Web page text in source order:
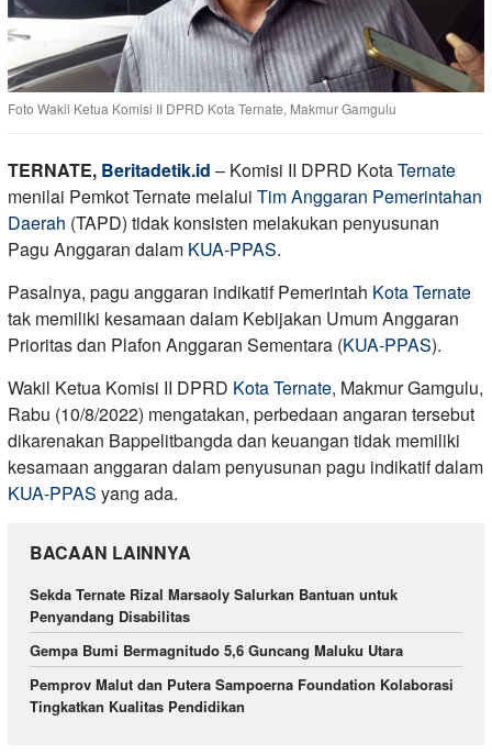
Foto Wakil Ketua Komisi II DPRD Kota Ternate, Makmur Gamgulu
TERNATE, Beritadetik.id – Komisi II DPRD KotaTernate
menilai Pemkot Ternate melalui Tim Anggaran Pemerintahan
Daerah (TAPD) tidak konsisten melakukan penyusunan
Pagu Anggaran dalam KUA-PPAS.
Pasalnya, pagu anggaran indikatif Pemerintah Kota Ternate
tak memiliki kesamaan dalam Kebijakan Umum Anggaran
Prioritas dan Plafon Anggaran Sementara (KUA-PPAS).
Wakil Ketua Komisi II DPRD Kota Ternate, Makmur Gamgulu,
Rabu (10/8/2022) mengatakan, perbedaan angaran tersebut
dikarenakan Bappelitbangda dan keuangan tidak memiliki
kesamaan anggaran dalam penyusunan pagu indikatif dalam
KUA-PPAS yang ada.
BACAAN LAINNYA
Sekda Ternate Rizal Marsaoly Salurkan Bantuan untuk
Penyandang Disabilitas
Gempa Bumi Bermagnitudo 5,6 Guncang Maluku Utara
Pemprov Malut dan Putera Sampoerna Foundation Kolaborasi
Tingkatkan Kualitas Pendidikan